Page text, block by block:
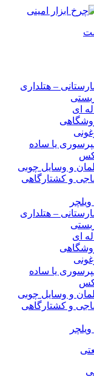
– هتلداری
ای
یا ساده
و وسایل چوبی
و کشتارگاهی
– هتلداری
ای
یا ساده
و وسایل چوبی
و کشتارگاهی